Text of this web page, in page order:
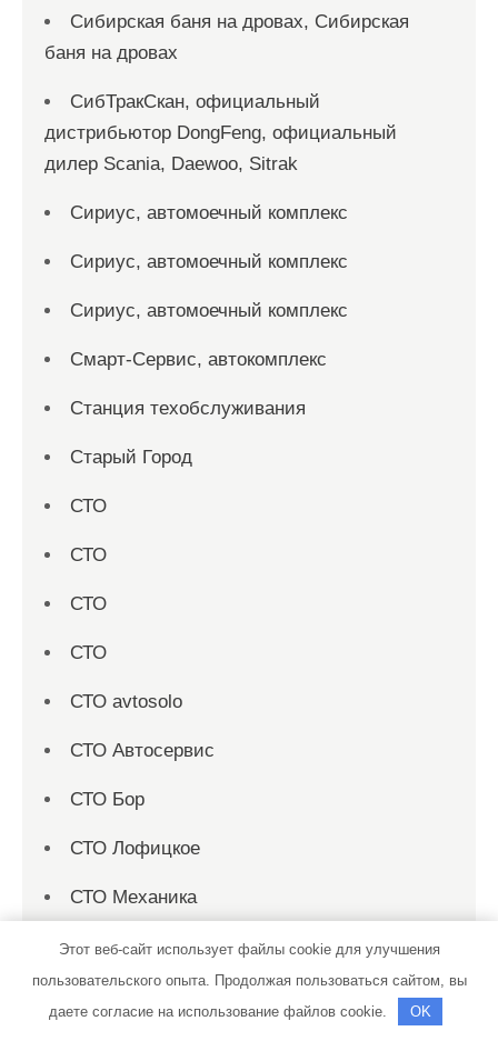
Сибирская баня на дровах, Сибирская
баня на дровах
СибТракСкан, официальный
дистрибьютор DongFeng, официальный
дилер Scania, Daewoo, Sitrak
Сириус, автомоечный комплекс
Сириус, автомоечный комплекс
Сириус, автомоечный комплекс
Смарт-Сервис, автокомплекс
Станция техобслуживания
Старый Город
СТО
СТО
СТО
СТО
СТО avtosolo
СТО Автосервис
СТО Бор
СТО Лофицкое
СТО Механика
СТО на К. Маркса
Этот веб-сайт использует файлы cookie для улучшения
пользовательского опыта. Продолжая пользоваться сайтом, вы
даете согласие на использование файлов cookie.
OK